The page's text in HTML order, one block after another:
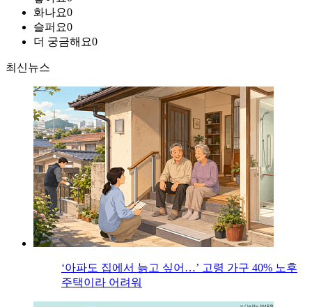
화나요0
슬퍼요0
더 궁금해요0
최신뉴스
‘아파도 집에서 늙고 싶어…’ 고령 가구 40% 노후
주택이라 어려워